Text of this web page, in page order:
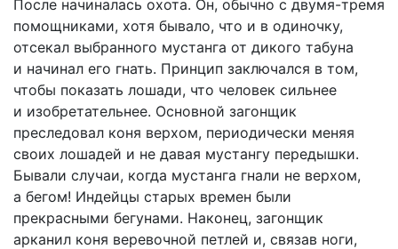
После начиналась охота. Он, обычно с двумя-тремя
помощниками, хотя бывало, что и в одиночку,
отсекал выбранного мустанга от дикого табуна
и начинал его гнать. Принцип заключался в том,
чтобы показать лошади, что человек сильнее
и изобретательнее. Основной загонщик
преследовал коня верхом, периодически меняя
своих лошадей и не давая мустангу передышки.
Бывали случаи, когда мустанга гнали не верхом,
а бегом! Индейцы старых времен были
прекрасными бегунами. Наконец, загонщик
арканил коня веревочной петлей и, связав ноги,